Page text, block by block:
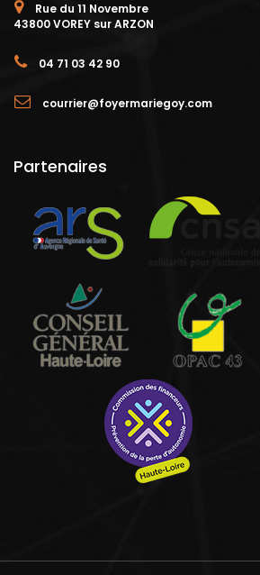
Rue du 11 Novembre
43800 VOREY sur ARZON
04 71 03 42 90
courrier@foyermariegoy.com
Partenaires